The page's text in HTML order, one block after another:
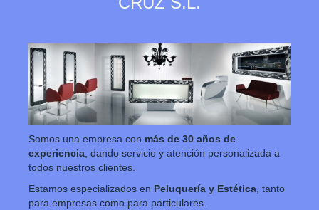
Somos una empresa con más de 30 años de
experiencia , dando servicio y atención personalizada a
todos nuestros clientes.
Estamos especializados en Peluquería y Estética , tanto
para empresas como para particulares.